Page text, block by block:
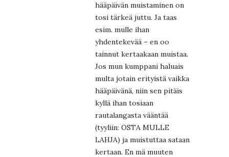
hääpäivän muistaminen on
tosi tärkeä juttu. Ja taas
esim. mulle ihan
yhdentekevää – en oo
tainnut kertaakaan muistaa.
Jos mun kumppani haluais
multa jotain erityistä vaikka
hääpäivänä, niin sen pitäis
kyllä ihan tosiaan
rautalangasta vääntää
(tyyliin: OSTA MULLE
LAHJA) ja muistuttaa sataan
kertaan. En mä muuten